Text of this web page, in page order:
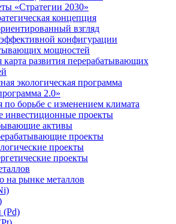
«Стратегии 2030»
концепция
взгляд
конфигурации
мощностей
развития перерабатывающих
экологическая программа
2.0»
по борьбе с изменением климата
инвестиционные проекты
активы
проекты
проекты
проекты
на рынке металлов
(Pd)